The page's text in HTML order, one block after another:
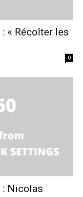
« Récolter les
0
Nicolas